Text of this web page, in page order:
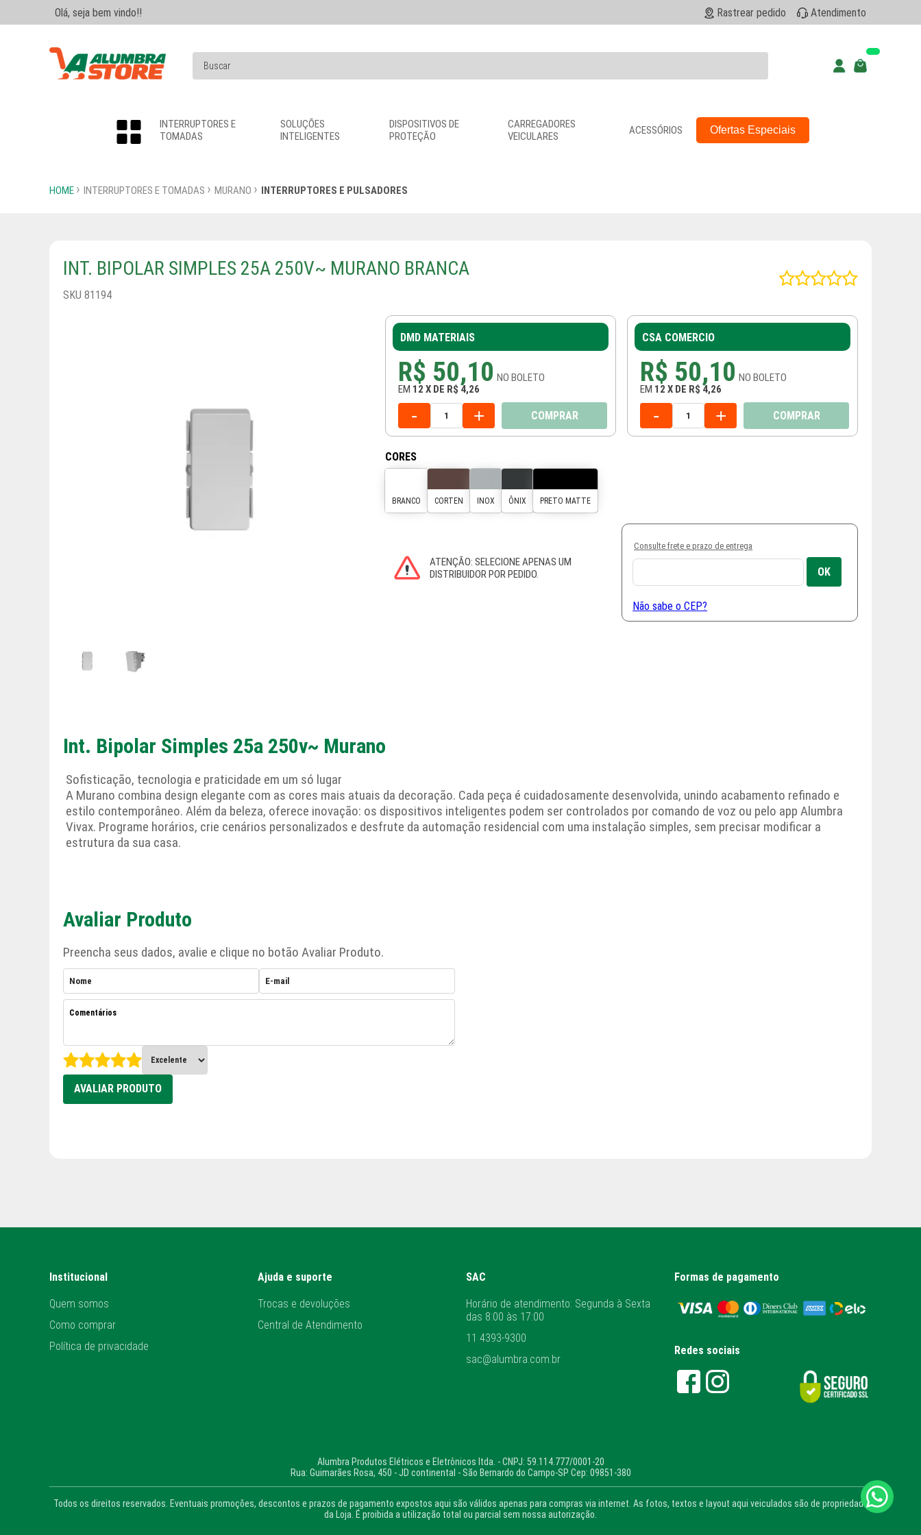
Olá, seja bem vindo!! Rastrear pedido Atendimento
INTERRUPTORES E
TOMADAS
SOLUÇÕES
INTELIGENTES
DISPOSITIVOS DE
PROTEÇÃO
CARREGADORES
VEICULARES
ACESSÓRIOS Ofertas Especiais
HOME INTERRUPTORES E TOMADAS MURANO INTERRUPTORES E PULSADORES
INT. BIPOLAR SIMPLES 25A 250V~ MURANO BRANCA
SKU 81194
DMD MATERIAIS
R$ 50,10 NOBOLETO
EM 12X DE R$ 4,26
- + COMPRAR
CSA COMERCIO
R$ 50,10 NOBOLETO
EM 12X DE R$ 4,26
- + COMPRAR
CORES
Consulte frete e prazo de entrega
Não sabe o CEP?
Int. Bipolar Simples 25a 250v~ Murano
Sofisticação, tecnologia e praticidade em um só lugar
A Murano combina design elegante com as cores mais atuais da decoração. Cada peça é cuidadosamente desenvolvida, unindo acabamento refinado e
estilo contemporâneo. Além da beleza, oferece inovação: os dispositivos inteligentes podem ser controlados por comando de voz ou pelo app Alumbra
Vivax. Programe horários, crie cenários personalizados e desfrute da automação residencial com uma instalação simples, sem precisar modificar a
estrutura da sua casa.
Avaliar Produto
Preencha seus dados, avalie e clique no botão Avaliar Produto.
AVALIAR PRODUTO
Institucional
Quem somos
Como comprar
Política de privacidade
Ajuda e suporte
Trocas e devoluções
Central de Atendimento
SAC
Horário de atendimento: Segunda à Sexta
das 8:00 às 17:00
11 4393-9300
sac@alumbra.com.br
Formas de pagamento
Redes sociais
Alumbra Produtos Elétricos e Eletrônicos ltda. - CNPJ: 59.114.777/0001-20
Rua: Guimarães Rosa, 450 - JD continental - São Bernardo do Campo-SP Cep: 09851-380
Todos os direitos reservados. Eventuais promoções, descontos e prazos de pagamento expostos aqui são válidos apenas para compras via internet. As fotos, textos e layout aqui veiculados são de propriedade
da Loja. É proibida a utilização total ou parcial sem nossa autorização.